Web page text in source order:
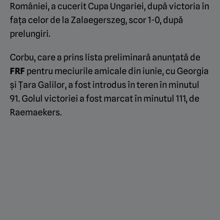
României, a cucerit Cupa Ungariei, după victoria în
fața celor de la Zalaegerszeg, scor 1-0, după
prelungiri.
Corbu, care a prins lista preliminară anunțată de
FRF pentru meciurile amicale din iunie, cu Georgia
și Țara Galilor, a fost introdus în teren în minutul
91. Golul victoriei a fost marcat în minutul 111, de
Raemaekers.